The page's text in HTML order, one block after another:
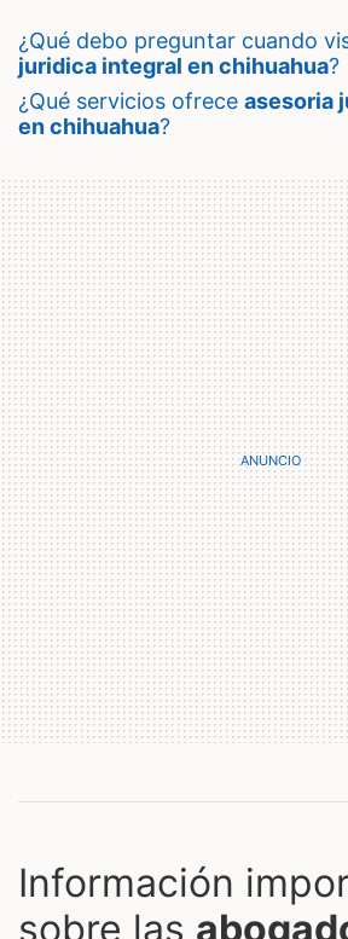
¿qué debo preguntar cuando
juridica integral en chihuahua?
¿qué servicios ofrece asesoria
en chihuahua?
Información
sobre las